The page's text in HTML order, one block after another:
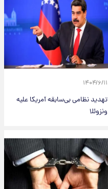
۱۴۰۴/۶/۱۱
تهدید نظامی بی‌سابقه‌ آمریکا علیه
ونزوئلا